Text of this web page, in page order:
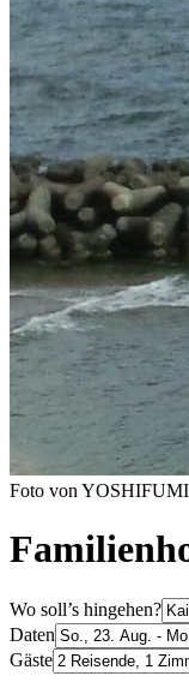
Foto von
Wo soll’s hingehen?
Daten
Gäste